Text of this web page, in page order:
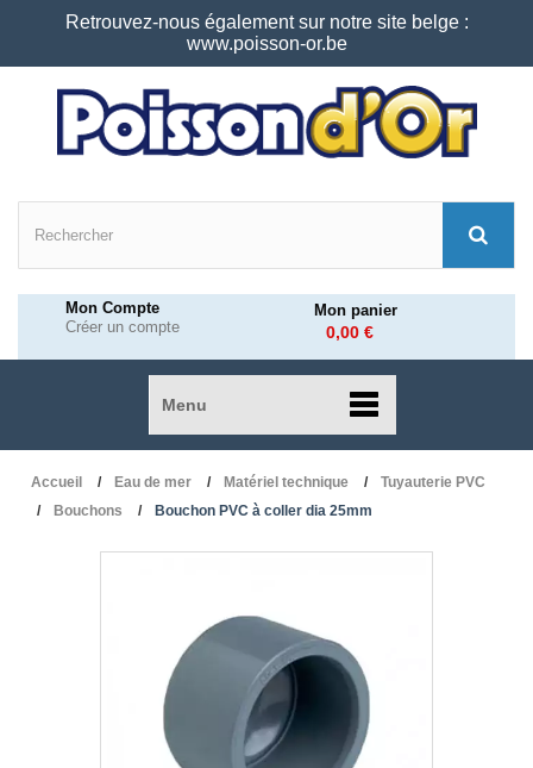
Retrouvez-nous également sur notre site belge :
www.poisson-or.be
Mon Compte
Créer un compte
Mon panier
0,00 €
Menu
Accueil Eau de mer Matériel technique
Tuyauterie PVC
Bouchons
Bouchon PVC à coller dia 25mm